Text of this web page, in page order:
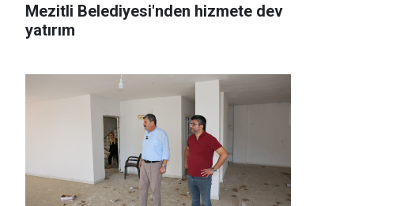
Mezitli Belediyesi'nden hizmete dev
yatırım